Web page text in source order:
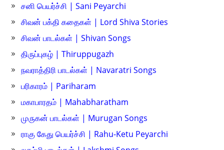
சனி பெயர்ச்சி | Sani Peyarchi
சிவன் பக்தி கதைகள் | Lord Shiva Stories
சிவன் பாடல்கள் | Shivan Songs
திருப்புகழ் | Thiruppugazh
நவராத்திரி பாடல்கள் | Navaratri Songs
பரிகாரம் | Pariharam
மகாபாரதம் | Mahabharatham
முருகன் பாடல்கள் | Murugan Songs
ராகு கேது பெயர்ச்சி | Rahu-Ketu Peyarchi